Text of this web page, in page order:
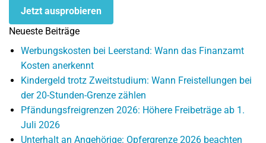
Jetzt ausprobieren
Neueste Beiträge
Werbungskosten bei Leerstand: Wann das Finanzamt
Kosten anerkennt
Kindergeld trotz Zweitstudium: Wann Freistellungen bei
der 20-Stunden-Grenze zählen
Pfändungsfreigrenzen 2026: Höhere Freibeträge ab 1.
Juli 2026
Unterhalt an Angehörige: Opfergrenze 2026 beachten